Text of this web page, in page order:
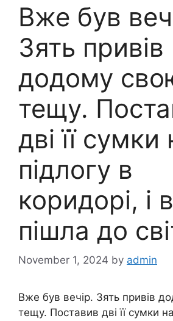
Вже був
Зять привів
додому
тещу.
дві її сумки
підлогу в
коридорі, і
пішла до
November 1, 2024 by admin
Вже був вечір. Зять привів
тещу. Поставив дві її сумки